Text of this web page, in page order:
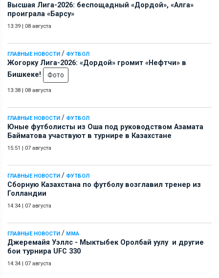
Высшая Лига-2026: беспощадный «Дордой», «Алга»
проиграла «Барсу»
13:39 | 08 августа
ГЛАВНЫЕ НОВОСТИ / ФУТБОЛ
Жогорку Лига-2026: «Дордой» громит «Нефтчи» в
Бишкеке!
Фото
13:38 | 08 августа
ГЛАВНЫЕ НОВОСТИ / ФУТБОЛ
Юные футболисты из Оша под руководством Азамата
Байматова участвуют в турнире в Казахстане
15:51 | 07 августа
ГЛАВНЫЕ НОВОСТИ / ФУТБОЛ
Сборную Казахстана по футболу возглавил тренер из
Голландии
14:34 | 07 августа
ГЛАВНЫЕ НОВОСТИ / ММА
Джеремайя Уэллс - Мыктыбек Оролбай уулу и другие
бои турнира UFC 330
14:34 | 07 августа